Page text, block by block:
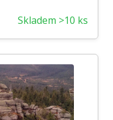
Skladem >10 ks